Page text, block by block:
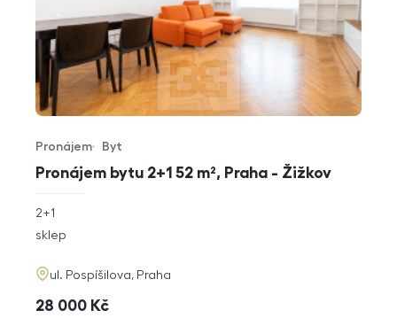
Pronájem bytu 2+1 52 m², Praha - Žižkov
Typ nabídky
Pronájem
Typ nemovitosti
Byt
rozměry
2+1
funkce
sklep
adresa
ul. Pospíšilova, Praha
cena
28 000 Kč